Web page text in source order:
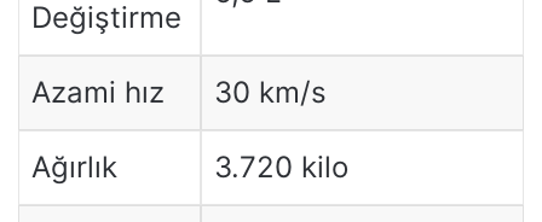
Değiştirme
Azami hız 30 km/s
Ağırlık 3.720 kilo